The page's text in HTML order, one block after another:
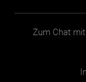
Zum Chat